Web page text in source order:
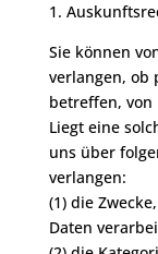
1.
Sie können
verlangen, ob
betreffen,
Liegt eine
uns über
verlangen:
(1) die
Daten